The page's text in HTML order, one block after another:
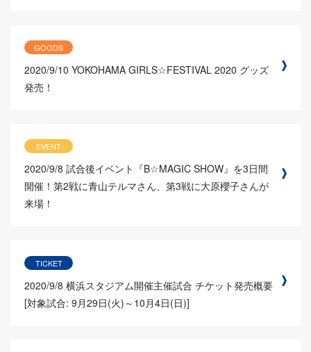
GOODS
2020/9/10 YOKOHAMA GIRLS☆FESTIVAL 2020 グッズ
発売！
EVENT
2020/9/8 試合後イベント『B☆MAGIC SHOW』を3日間
開催！第2戦に青山テルマさん、第3戦に大原櫻子さんが
来場！
TICKET
2020/9/8 横浜スタジアム開催主催試合 チケット発売概要
[対象試合: 9月29日(火)～10月4日(日)]